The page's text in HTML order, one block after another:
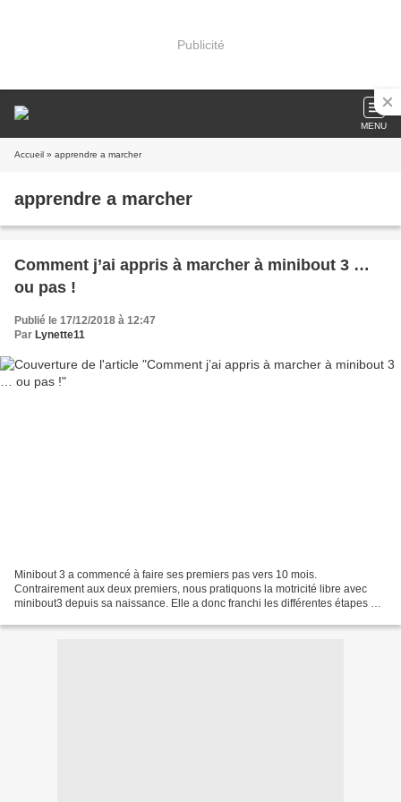
Publicité
MENU
Accueil » apprendre a marcher
apprendre a marcher
Comment j’ai appris à marcher à minibout 3 …
ou pas !
Publié le 17/12/2018 à 12:47
Par Lynette11
Minibout 3 a commencé à faire ses premiers pas vers 10 mois.
Contrairement aux deux premiers, nous pratiquons la motricité libre avec
minibout3 depuis sa naissance. Elle a donc franchi les différentes étapes qui